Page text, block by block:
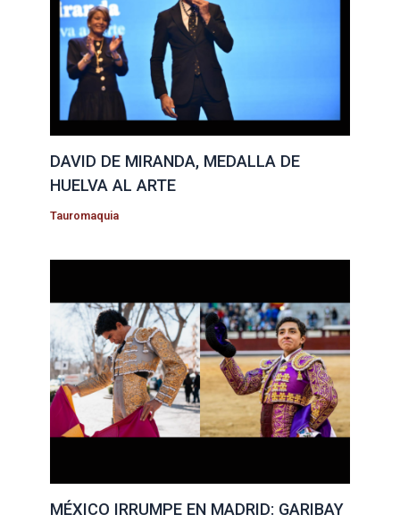
DAVID DE MIRANDA, MEDALLA DE
HUELVA AL ARTE
Tauromaquia
MÉXICO IRRUMPE EN MADRID: GARIBAY